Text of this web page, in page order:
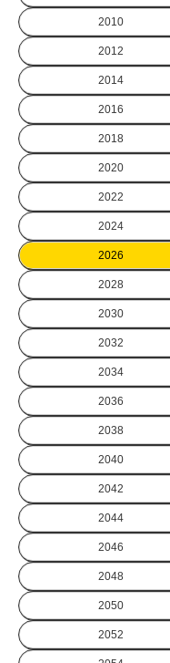
2010
2012
2014
2016
2018
2020
2022
2024
2026
2028
2030
2032
2034
2036
2038
2040
2042
2044
2046
2048
2050
2052